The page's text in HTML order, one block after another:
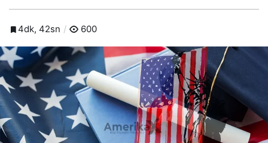
4dk, 42sn 600